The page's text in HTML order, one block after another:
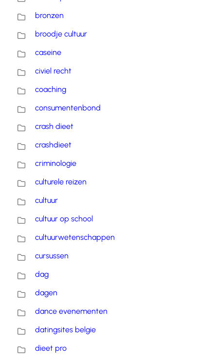
bronzen
broodje cultuur
caseine
civiel recht
coaching
consumentenbond
crash dieet
crashdieet
criminologie
culturele reizen
cultuur
cultuur op school
cultuurwetenschappen
cursussen
dag
dagen
dance evenementen
datingsites belgie
dieet pro